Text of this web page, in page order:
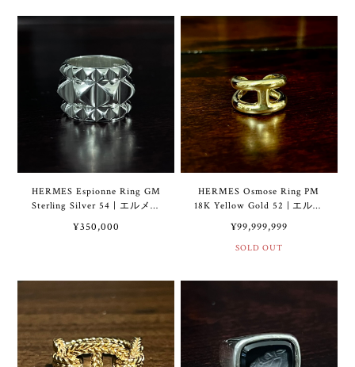
HERMES Espionne Ring GM
Sterling Silver 54 | エルメス
ターリング シルバー
¥350,000
HERMES Osmose Ring PM
18K Yellow Gold 52 | エルメ
イエロー ゴールド
¥99,999,999
SOLD OUT